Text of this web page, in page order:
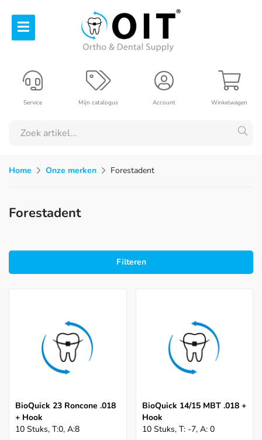
Winkelwagen
Account
Mijn catalogus
Service
Home Onze merken Forestadent
Forestadent
Filteren
BioQuick 23 Roncone .018
+ Hook
10 Stuks, T:0, A:8
BioQuick 14/15 MBT .018 +
Hook
10 Stuks, T: -7, A: 0